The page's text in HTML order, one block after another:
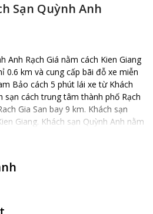
Sạn Quỳnh Anh
Anh Rạch Giá nằm cách Kien Giang
0.6 km và cung cấp bãi đỗ xe miễn
Bảo cách 5 phút lái xe từ Khách
sạn cách trung tâm thành phố Rạch
Gia San bay 9 km. Khách sạn
Giang. Khách sạn Quỳnh Anh nằm
Mỗi phòng tại Khách sạn Quỳnh
Á và Việt Nam tại Gio Bien cách